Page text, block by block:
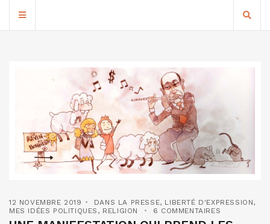
12 NOVEMBRE 2019 DANS LA PRESSE, LIBERTÉ D'EXPRESSION,
MES IDÉES POLITIQUES , RELIGION 6 COMMENTAIRES